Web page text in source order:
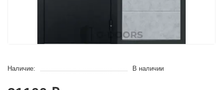
Наличие: В наличии